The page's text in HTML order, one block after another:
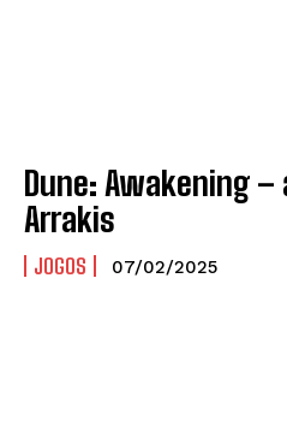
Dune: Awakening –
Arrakis
JOGOS 07/02/2025